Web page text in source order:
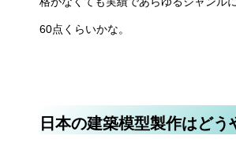
60点くらいかな。
日本の建築模型製作はど